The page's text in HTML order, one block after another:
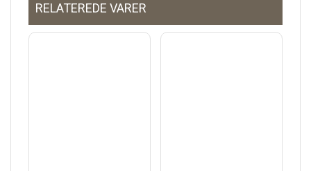
RELATEREDE VARER